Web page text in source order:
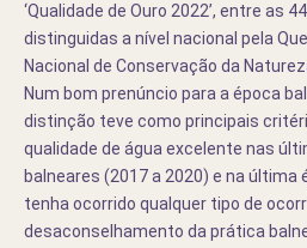
‘Qualidade de Ouro 2022’, entre as
distinguidas a nível nacional pela
Nacional de Conservação da
Num bom prenúncio para a época
distinção teve como principais
qualidade de água excelente nas
balneares (2017 a 2020) e na última
tenha ocorrido qualquer tipo de
desaconselhamento da prática